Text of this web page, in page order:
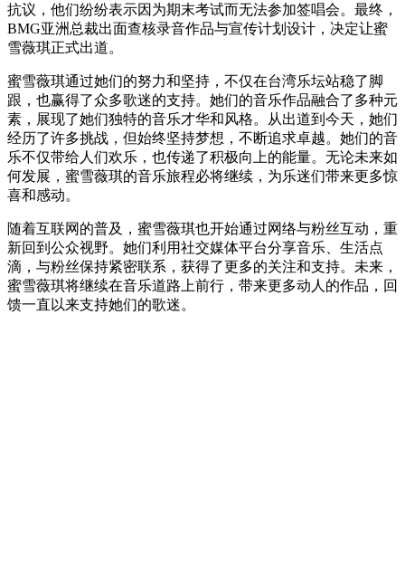
抗议，他们纷纷表示因为期末考试而无法参加签唱会。最终，
BMG亚洲总裁出面查核录音作品与宣传计划设计，决定让蜜
雪薇琪正式出道。
蜜雪薇琪通过她们的努力和坚持，不仅在台湾乐坛站稳了脚
跟，也赢得了众多歌迷的支持。她们的音乐作品融合了多种元
素，展现了她们独特的音乐才华和风格。从出道到今天，她们
经历了许多挑战，但始终坚持梦想，不断追求卓越。她们的音
乐不仅带给人们欢乐，也传递了积极向上的能量。无论未来如
何发展，蜜雪薇琪的音乐旅程必将继续，为乐迷们带来更多惊
喜和感动。
随着互联网的普及，蜜雪薇琪也开始通过网络与粉丝互动，重
新回到公众视野。她们利用社交媒体平台分享音乐、生活点
滴，与粉丝保持紧密联系，获得了更多的关注和支持。未来，
蜜雪薇琪将继续在音乐道路上前行，带来更多动人的作品，回
馈一直以来支持她们的歌迷。